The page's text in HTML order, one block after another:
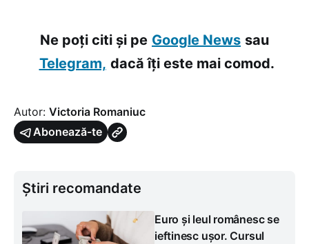
Ne poți citi și pe Google News sau
Telegram, dacă îți este mai comod.
Autor: Victoria Romaniuc
Abonează-te
Știri recomandate
Euro și leul românesc se
ieftinesc ușor. Cursul